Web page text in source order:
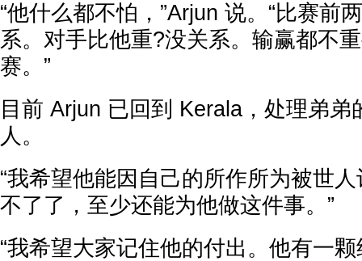
“他什么都不怕，”Arjun 说。“比赛前
系。对手比他重?没关系。输赢都不
赛。”
目前 Arjun 已回到 Kerala，处理弟弟
人。
“我希望他能因自己的所作所为被世
不了了，至少还能为他做这件事。”
“我希望大家记住他的付出。他有一